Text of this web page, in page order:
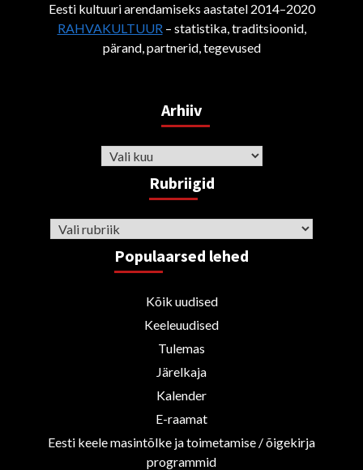
Eesti kultuuri arendamiseks aastatel 2014–2020
RAHVAKULTUUR– statistika, traditsioonid,
pärand, partnerid, tegevused
Arhiiv
Arhiiv
Rubriigid
Rubriigid
Populaarsed lehed
Kõik uudised
Keeleuudised
Tulemas
Järelkaja
Kalender
E-raamat
Eesti keele masintõlke ja toimetamise / õigekirja
programmid